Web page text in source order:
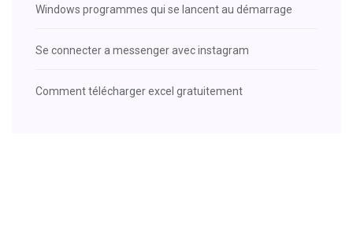
Windows programmes qui se lancent au démarrage
Se connecter a messenger avec instagram
Comment télécharger excel gratuitement